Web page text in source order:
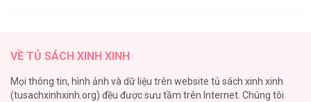
135
VỀ TỦ SÁCH XINH XINH
Mọi thông tin, hình ảnh và dữ liệu trên website tủ sách xinh xinh
(tusachxinhxinh.org) đều được sưu tầm trên Internet. Chúng tôi